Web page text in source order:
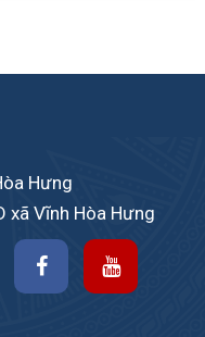
Hưng
xã Vĩnh Hòa Hưng